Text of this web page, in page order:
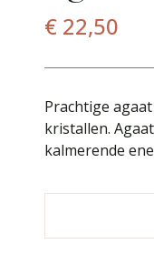
€ 22,50
Prachtige
kristallen.
kalmerende